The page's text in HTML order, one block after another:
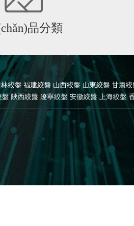
品分類
絞盤 福建絞盤 山西絞盤 山東絞盤 甘肅絞
盤 陜西絞盤 遼寧絞盤 安徽絞盤 上海絞盤